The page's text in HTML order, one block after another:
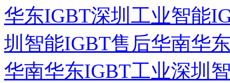
华东IGBT深圳工业智能
圳智能IGBT售后华南华
华南华东IGBT工业深圳